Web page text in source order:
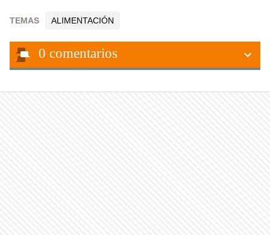
TEMAS ALIMENTACIÓN
0 comentarios